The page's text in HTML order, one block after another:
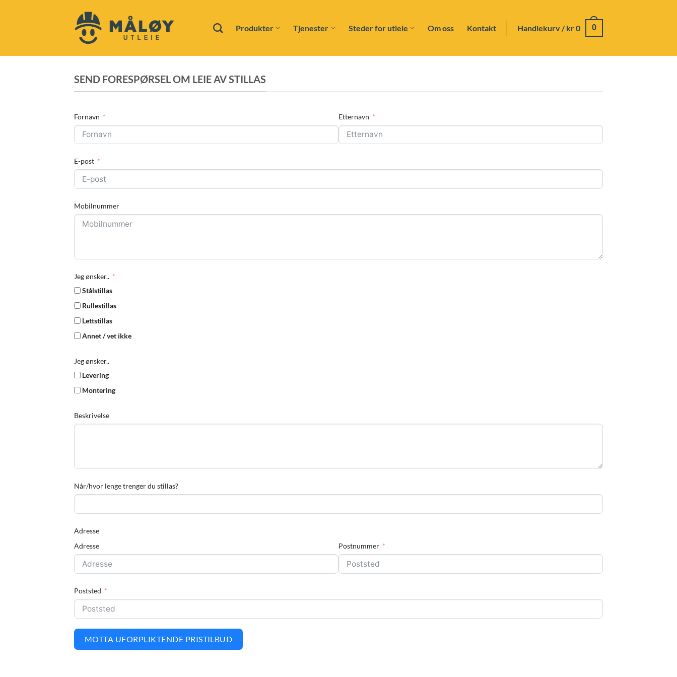
Produkter Tjenester Steder for utleie Om oss Kontakt Handlekurv /kr0 0
SEND FORESPØRSEL OM LEIE AV STILLAS
Fornavn Etternavn
E-post
Mobilnummer
Jeg ønsker..
Stålstillas
Rullestillas
Lettstillas
Annet / vet ikke
Jeg ønsker..
Levering
Montering
Beskrivelse
Når/hvor lenge trenger du stillas?
Adresse
Adresse
Postnummer
Poststed
MOTTA UFORPLIKTENDE PRISTILBUD